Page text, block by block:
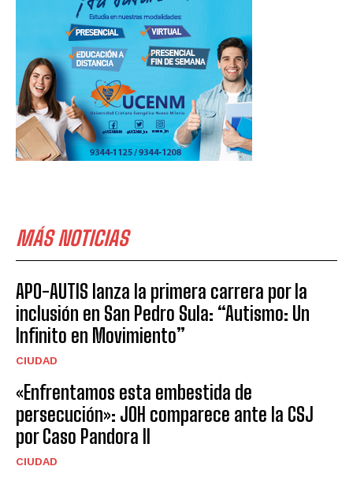
MÁS NOTICIAS
APO-AUTIS lanza la primera carrera por la
inclusión en San Pedro Sula: “Autismo: Un
Infinito en Movimiento”
CIUDAD
«Enfrentamos esta embestida de
persecución»: JOH comparece ante la CSJ
por Caso Pandora II
CIUDAD